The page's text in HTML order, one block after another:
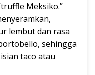
Meksiko.”
lembut dan rasa
sehingga
taco atau